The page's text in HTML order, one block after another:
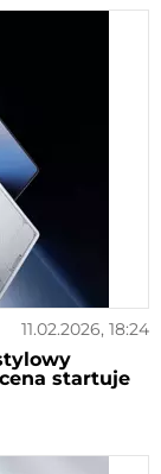
11.02.2026, 18:24
startuje